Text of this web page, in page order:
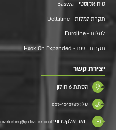
טיח אקוסטי - Baswa
תקרת למלות - Deltaline
למלות - Euroline
תקרות רשת - Hook On Expanded
יצירת קשר
הסתת 6 חולון
טל: 055-4543965
דואר אלקטרוני: marketing@judea-ex.co.il